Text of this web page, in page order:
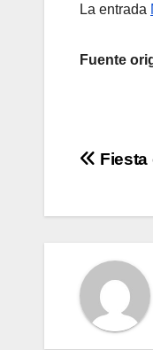
La entrada
Fuente
Fiesta